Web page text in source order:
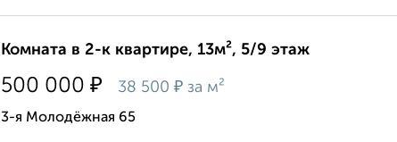
Комната в 2-к квартире, 13м², 5/9 этаж
500 000 ₽ 38 500 ₽ за м²
3-я Молодёжная 65